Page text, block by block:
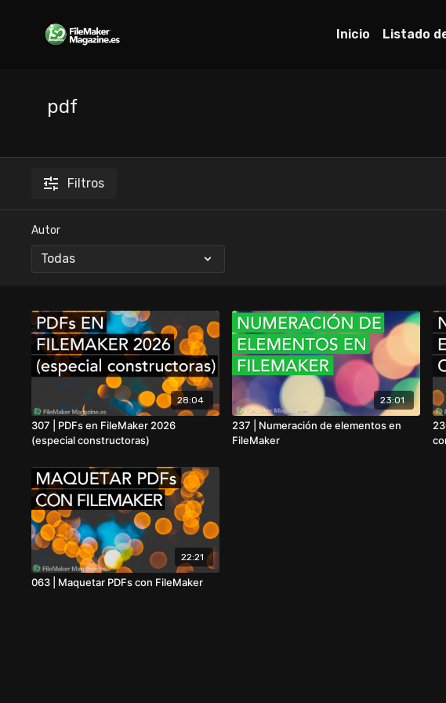
Inicio Listado
pdf
Filtros
Autor
28:04
307 | PDFs en FileMaker 2026
(especial constructoras)
23:01
237 | Numeración de elementos en
FileMaker
22:21
063 | Maquetar PDFs con FileMaker